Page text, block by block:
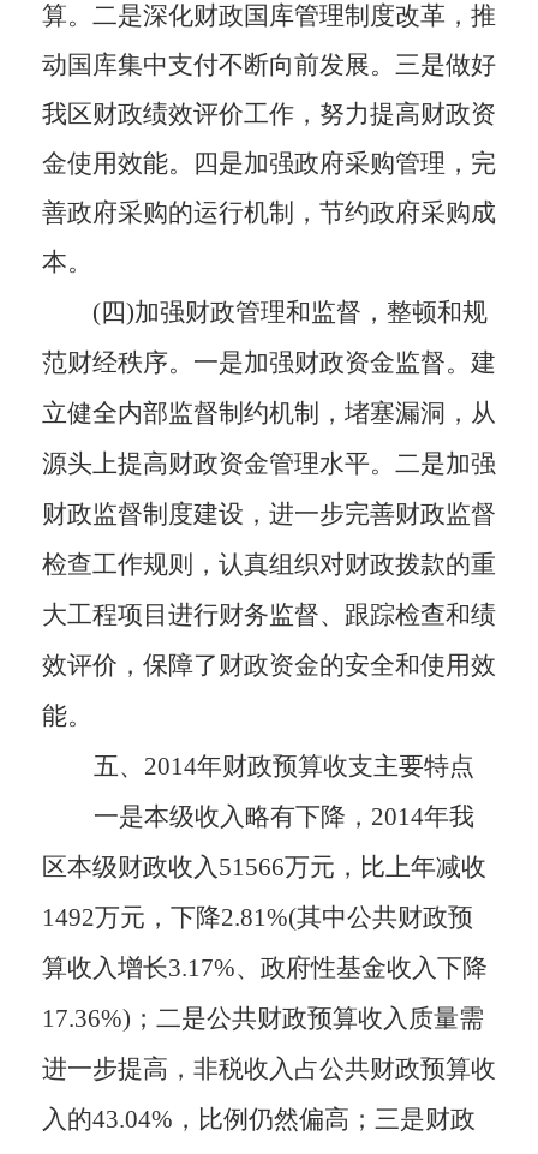
算。二是深化财政国库管理制度改革，推
动国库集中支付不断向前发展。三是做好
我区财政绩效评价工作，努力提高财政资
金使用效能。四是加强政府采购管理，完
善政府采购的运行机制，节约政府采购成
本。
(四)加强财政管理和监督，整顿和规
范财经秩序。 一是加强财政资金监督。建
立健全内部监督制约机制，堵塞漏洞，从
源头上提高财政资金管理水平。二是加强
财政监督制度建设 ， 进一步完善财政监督
检查工作规则，认真组织对财政拨款的重
大工程项目进行财务监督、跟踪检查和绩
效评价，保障了财政资金的安全和使用效
能。
五、2014年财政预算收支主要特点
一是本级收入略有下降，2014年我
区本级财政收入51566万元，比上年减收
1492万元，下降2.81%(其中公共财政预
算收入增长3.17%、政府性基金收入下降
17.36%)；二是公共财政预算收入质量需
进一步提高，非税收入占公共财政预算收
入的43.04%，比例仍然偏高；三是财政